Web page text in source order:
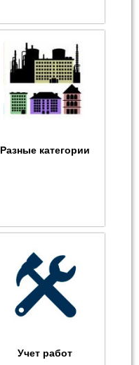
Разные категории
Учет работ